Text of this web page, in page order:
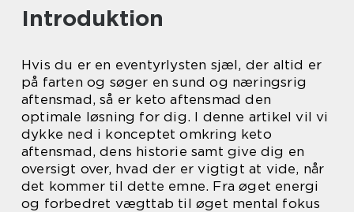
Introduktion
Hvis du er en eventyrlysten sjæl, der altid er
på farten og søger en sund og næringsrig
aftensmad, så er keto aftensmad den
optimale løsning for dig. I denne artikel vil vi
dykke ned i konceptet omkring keto
aftensmad, dens historie samt give dig en
oversigt over, hvad der er vigtigt at vide, når
det kommer til dette emne. Fra øget energi
og forbedret vægttab til øget mental fokus